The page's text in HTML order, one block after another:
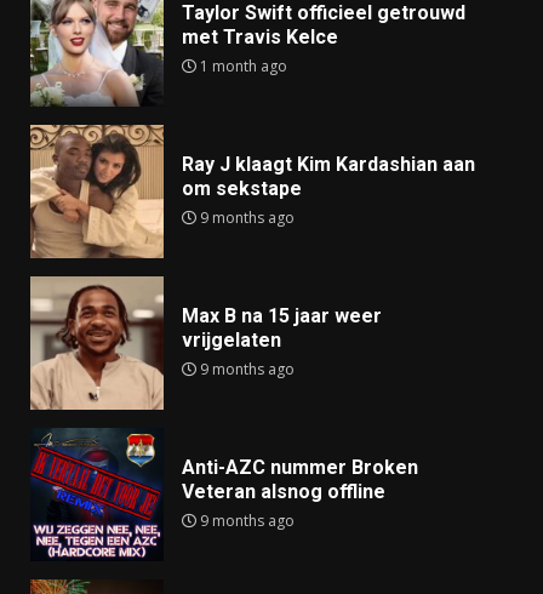
Taylor Swift officieel getrouwd
met Travis Kelce
1 month ago
Ray J klaagt Kim Kardashian aan
om sekstape
9 months ago
Max B na 15 jaar weer
vrijgelaten
9 months ago
Anti-AZC nummer Broken
Veteran alsnog offline
9 months ago